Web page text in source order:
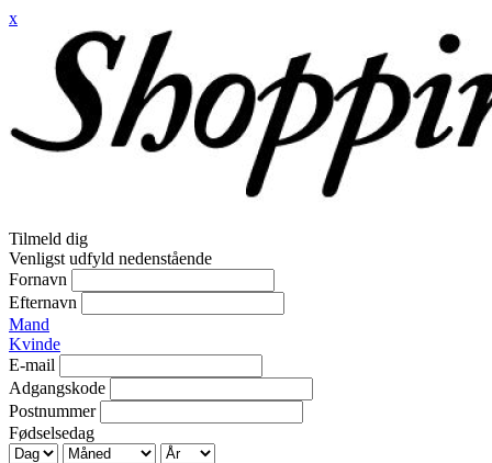
x
Tilmeld dig
Venligst udfyld nedenstående
Fornavn
Efternavn
Mand
Kvinde
E-mail
Adgangskode
Postnummer
Fødselsedag